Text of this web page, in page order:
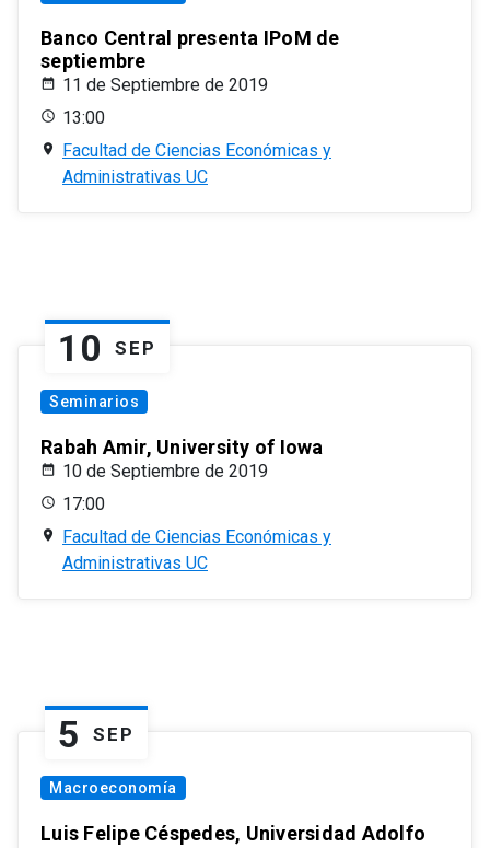
Banco Central presenta IPoM de
septiembre
11 de Septiembre de 2019
13:00
Facultad de Ciencias Económicas y
Administrativas UC
10 SEP
Seminarios
Rabah Amir, University of Iowa
10 de Septiembre de 2019
17:00
Facultad de Ciencias Económicas y
Administrativas UC
5 SEP
Macroeconomía
Luis Felipe Céspedes, Universidad Adolfo